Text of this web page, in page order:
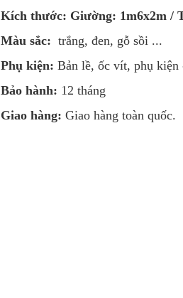
Kích thước: Giường: 1m6x2m /
Màu sắc: trắng, đen, gỗ sồi ...
Phụ kiện: Bản lề, ốc vít, phụ kiện
Bảo hành: 12 tháng
Giao hàng: Giao hàng toàn quốc.